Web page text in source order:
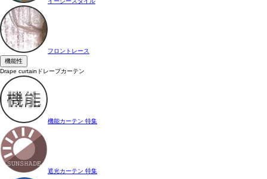
フロントレース
機能性
Drape curtain ドレープカーテン
機能カーテン 特集
遮光カーテン 特集